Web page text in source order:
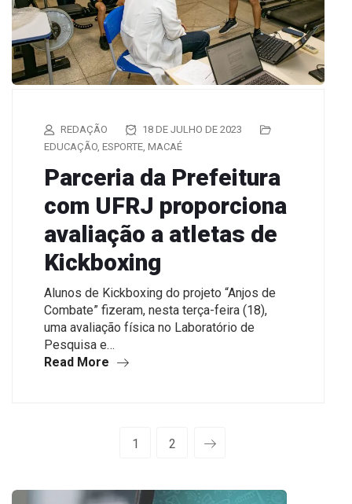
REDAÇÃO
18 DE JULHO DE 2023
EDUCAÇÃO, ESPORTE, MACAÉ
Parceria da Prefeitura
com UFRJ proporciona
avaliação a atletas de
Kickboxing
Alunos de Kickboxing do projeto “Anjos de
Combate” fizeram, nesta terça-feira (18),
uma avaliação física no Laboratório de
Pesquisa e…
Read More
1 2